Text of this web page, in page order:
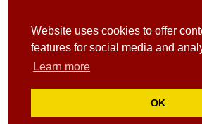
Website uses cookies to offer
features for social media and
Learn more
OK